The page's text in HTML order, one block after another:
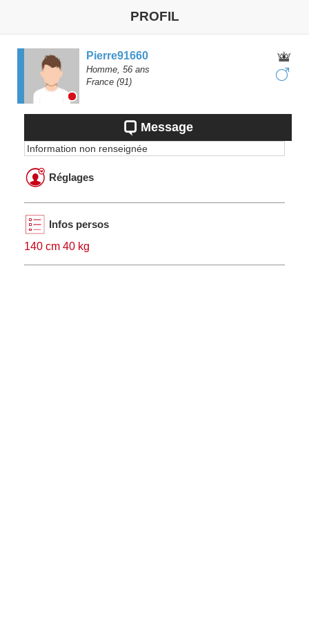
PROFIL
Pierre91660
Homme, 56 ans
France (91)
Message
Information non renseignée
Réglages
Infos persos
140 cm 40 kg